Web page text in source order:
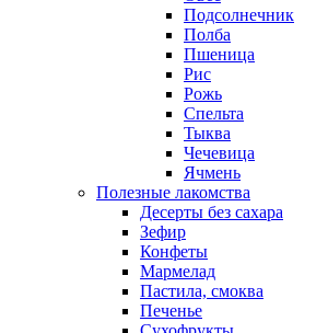
Подсолнечник
Полба
Пшеница
Рис
Рожь
Спельта
Тыква
Чечевица
Ячмень
Полезные лакомства
Десерты без сахара
Зефир
Конфеты
Мармелад
Пастила, смоква
Печенье